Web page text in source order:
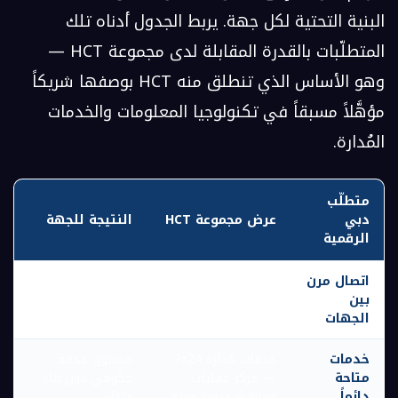
البنية التحتية لكل جهة. يربط الجدول أدناه تلك
المتطلّبات بالقدرة المقابلة لدى مجموعة HCT —
وهو الأساس الذي تنطلق منه HCT بوصفها شريكاً
مؤهَّلاً مسبقاً في تكنولوجيا المعلومات والخدمات
المُدارة.
متطلّب
دبي
الرقمية
عرض مجموعة HCT النتيجة للجهة
اتصال مرن
بين
الجهات
خدمات
متاحة